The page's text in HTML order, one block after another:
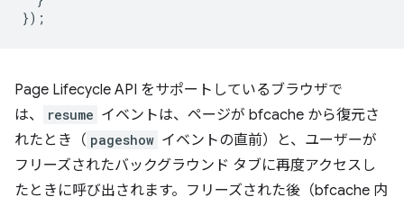
});
Page Lifecycle API をサポートしているブラウザで
は、
resume イベントは、ページが bfcache から復元さ
れたとき（ pageshow イベントの直前）と、ユーザーが
フリーズされたバックグラウンド タブに再度アクセスし
たときに呼び出されます。フリーズされた後（bfcache 内